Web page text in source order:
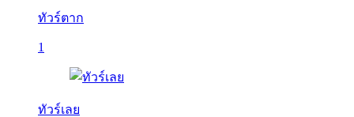
ทัวร์ตาก
1
ทัวร์เลย